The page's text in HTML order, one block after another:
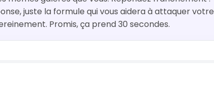
juste la formule qui vous aidera à attaquer votre
Promis, ça prend 30 secondes.